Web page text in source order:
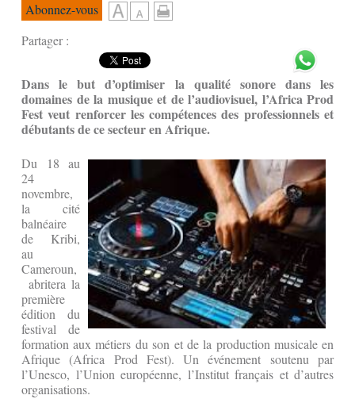
Abonnez-vous
Partager :
Dans le but d’optimiser la qualité sonore dans les
domaines de la musique et de l’audiovisuel, l’Africa Prod
Fest veut renforcer les compétences des professionnels et
débutants de ce secteur en Afrique.
Du 18 au
24
novembre,
la cité
balnéaire
de Kribi,
au
Cameroun,
abritera la
première
édition du
festival de
formation aux métiers du son et de la production musicale en
Afrique (Africa Prod Fest). Un événement soutenu par
l’Unesco, l’Union européenne, l’Institut français et d’autres
organisations.